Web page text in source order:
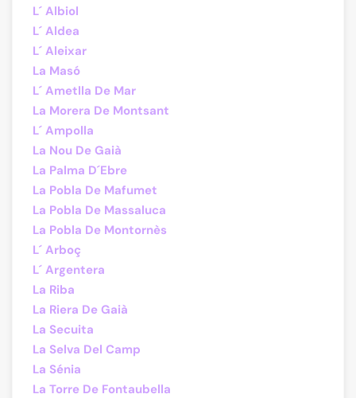
L´ Albiol
L´ Aldea
L´ Aleixar
La Masó
L´ Ametlla De Mar
La Morera De Montsant
L´ Ampolla
La Nou De Gaià
La Palma D´Ebre
La Pobla De Mafumet
La Pobla De Massaluca
La Pobla De Montornès
L´ Arboç
L´ Argentera
La Riba
La Riera De Gaià
La Secuita
La Selva Del Camp
La Sénia
La Torre De Fontaubella